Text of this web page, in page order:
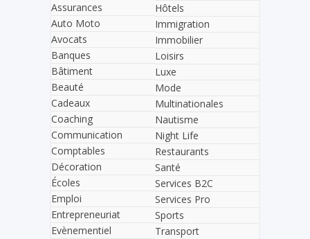
Assurances
Auto Moto
Avocats
Banques
Bâtiment
Beauté
Cadeaux
Coaching
Communication
Comptables
Décoration
Écoles
Emploi
Entrepreneuriat
Evènementiel
Hôtels
Immigration
Immobilier
Loisirs
Luxe
Mode
Multinationales
Nautisme
Night Life
Restaurants
Santé
Services B2C
Services Pro
Sports
Transport